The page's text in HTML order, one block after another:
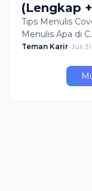
(Lengkap
Tips Menulis
Menulis Apa di
Teman Karir-Juli